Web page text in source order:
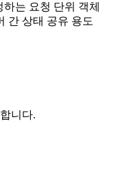
는 요청 단위 객체
간 상태 공유 용도
니다.